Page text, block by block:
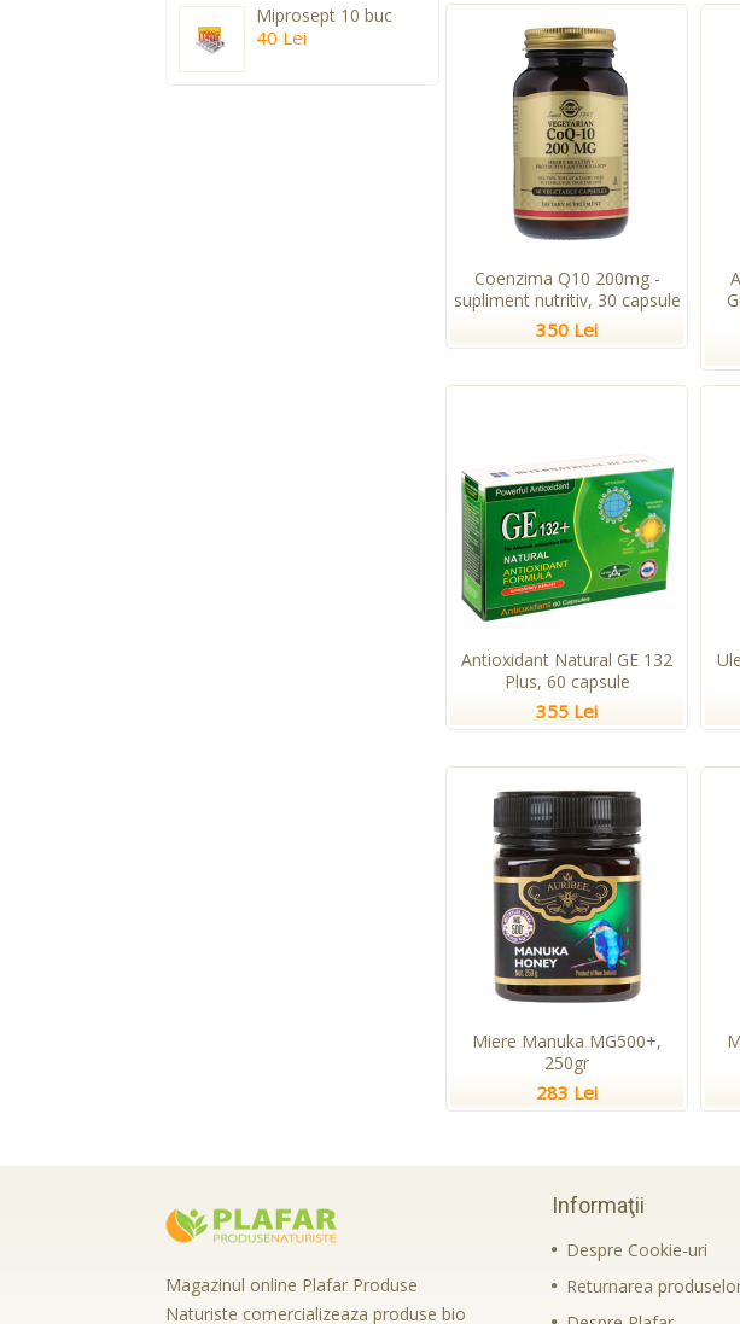
Miprosept 10 buc
40 Lei
Coenzima Q10 200mg -
supliment nutritiv, 30 capsule
350 Lei
Antioxidant Natural GE 132
Plus, 60 capsule
355 Lei
Miere Manuka MG500+,
250gr
283 Lei
Magazinul online Plafar Produse
Naturiste comercializeaza produse bio
Informaţii
Despre Cookie-uri
Returnarea